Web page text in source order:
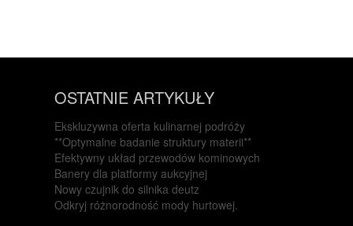
OSTATNIE ARTYKUŁY
Ekskluzywna oferta kulinarnej podróży
**Optymalne badanie struktury materii**
Efektywny układ przewodów kominowych
Banery dla platformy aukcyjnej
Nowy czujnik do silnika deutz
Odkryj różnorodność mody hurtowej.